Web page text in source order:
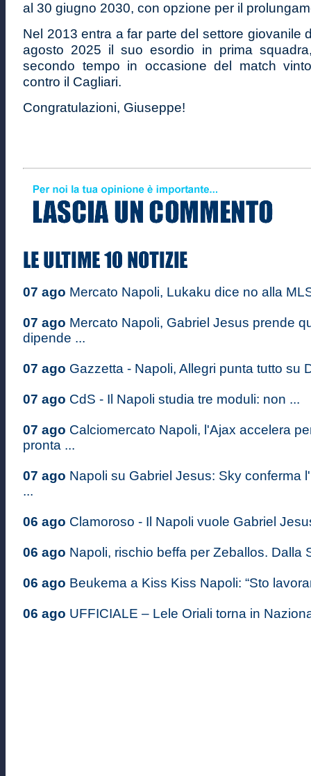
al 30 giugno 2030, con opzione per il
Nel 2013 entra a far parte del settore giovanile
agosto 2025 il suo esordio in prima
secondo tempo in occasione del match
contro il Cagliari.
Congratulazioni, Giuseppe!
07 ago Mercato Napoli, Lukaku dice no alla
07 ago Mercato Napoli, Gabriel Jesus prende
dipende ...
07 ago Gazzetta - Napoli, Allegri punta tutto su
07 ago CdS - Il Napoli studia tre moduli: non ...
07 ago Calciomercato Napoli, l'Ajax accelera
pronta ...
07 ago Napoli su Gabriel Jesus: Sky conferma
...
06 ago Clamoroso - Il Napoli vuole Gabriel
06 ago Napoli, rischio beffa per Zeballos. Dalla
06 ago Beukema a Kiss Kiss Napoli: “Sto
06 ago UFFICIALE – Lele Oriali torna in